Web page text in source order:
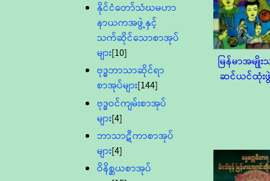
နိုင်ငံတော်သံဃမဟာ
နာယကအဖွဲ့နှင့်
သက်ဆိုင်သောစာအုပ်
များ[10]
ဗုဒ္ဓဘာသာဆိုင်ရာ
စာအုပ်များ[144]
ဗုဒ္ဓဝင်ကျမ်းစာအုပ်
များ[4]
ဘာသာဋီကာစာအုပ်
များ[4]
ဝိနိစ္ဆယစာအုပ်
မြန်မာအမျိုး
ဆင်ယင်ထုံး